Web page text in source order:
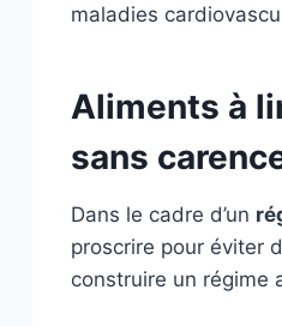
maladies
Aliments à
sans
Dans le cadre d’un
proscrire pour éviter
construire un régime